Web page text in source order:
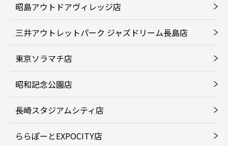
昭島アウトドアヴィレッジ店
三井アウトレットパーク ジャズドリーム長島店
東京ソラマチ店
昭和記念公園店
長崎スタジアムシティ店
ららぽーとEXPOCITY店